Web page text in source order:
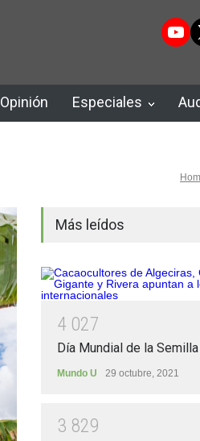
Opinión Especiales
Más leídos
4 027
Día Mundial de la
Mundo U 29 octubre, 2021
3 829